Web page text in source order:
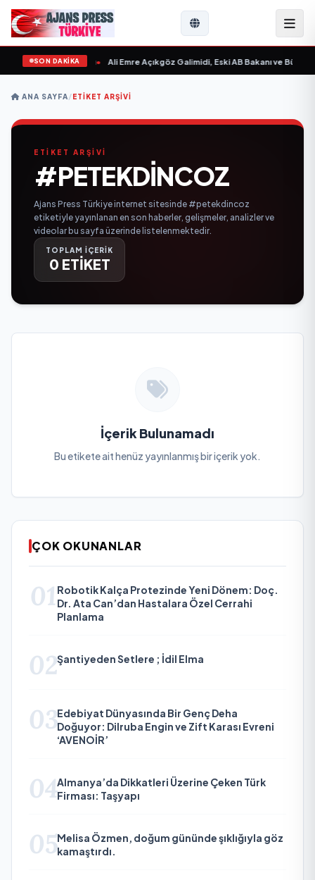
SON DAKİKA
Sevgilim “ yayımlandı • Ali Emre Açıkgöz Galimidi, Eski AB Bakanı ve
ANA SAYFA/ETIKET ARŞIVI
ETİKET ARŞİVİ
#PETEKDINCOZ
Ajans Press Türkiye internet sitesinde #petekdincoz
etiketiyle yayınlanan en son haberler, gelişmeler, analizler ve
videolar bu sayfa üzerinde listelenmektedir.
TOPLAM İÇERİK
0 ETİKET
İçerik Bulunamadı
Bu etikete ait henüz yayınlanmış bir içerik yok.
ÇOK OKUNANLAR
01 Robotik Kalça Protezinde Yeni Dönem: Doç.
Dr. Ata Can’dan Hastalara Özel Cerrahi
Planlama
02Şantiyeden Setlere ; İdil Elma
03Edebiyat Dünyasında Bir Genç Deha
Doğuyor: Dilruba Engin ve Zift Karası Evreni
‘AVENOİR’
04Almanya’da Dikkatleri Üzerine Çeken Türk
Firması: Taşyapı
05Melisa Özmen, doğum gününde şıklığıyla göz
kamaştırdı.